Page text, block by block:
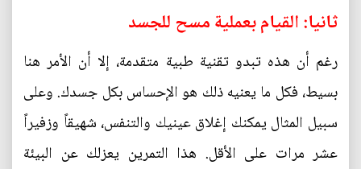
ثانيا: القيام بعملية مسح للجسد
رغم أن هذه تبدو تقنية طبية متقدمة، إلا أن الأمر هنا
بسيط، فكل ما يعنيه ذلك هو الإحساس بكل جسدك. وعلى
سبيل المثال يمكنك إغلاق عينيك والتنفس، شهيقاً وزفيراً
عشر مرات على الأقل. هذا التمرين يعزلك عن البيئة